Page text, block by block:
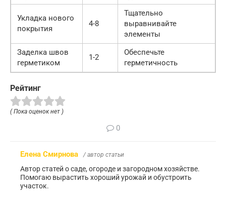
Укладка нового
покрытия
4-8
Тщательно
выравнивайте
элементы
Заделка швов
герметиком
1-2
Обеспечьте
герметичность
Рейтинг
( Пока оценок нет )
0
Елена Смирнова / автор статьи
Автор статей о саде, огороде и загородном хозяйстве.
Помогаю вырастить хороший урожай и обустроить
участок.